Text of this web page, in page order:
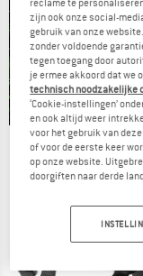
De
NU TOT MAAR
reclame te
zijn ook onze social-
gebruik van onze
zonder voldoende
tegen toegang door
je ermee akkoord dat we
technisch noodzakelijke
‘Cookie-instellingen’
en ook altijd weer
voor het gebruik van
of voor de eerste keer
op onze website.
doorgiften naar derde